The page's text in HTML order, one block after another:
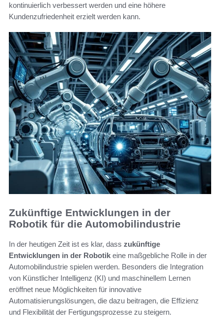
kontinuierlich verbessert werden und eine höhere
Kundenzufriedenheit erzielt werden kann.
Zukünftige Entwicklungen in der
Robotik für die Automobilindustrie
In der heutigen Zeit ist es klar, dass zukünftige
Entwicklungen in der Robotik eine maßgebliche Rolle in der
Automobilindustrie spielen werden. Besonders die Integration
von Künstlicher Intelligenz (KI) und maschinellem Lernen
eröffnet neue Möglichkeiten für innovative
Automatisierungslösungen, die dazu beitragen, die Effizienz
und Flexibilität der Fertigungsprozesse zu steigern.